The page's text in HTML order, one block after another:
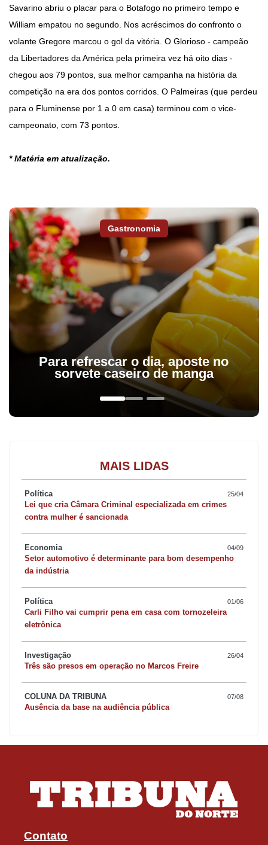
Savarino abriu o placar para o Botafogo no primeiro tempo e
William empatou no segundo. Nos acréscimos do confronto o
volante Gregore marcou o gol da vitória. O Glorioso - campeão
da Libertadores da América pela primeira vez há oito dias -
chegou aos 79 pontos, sua melhor campanha na história da
competição na era dos pontos corridos. O Palmeiras (que perdeu
para o Fluminense por 1 a 0 em casa) terminou com o vice-
campeonato, com 73 pontos.
* Matéria em atualização.
Gastronomia
Para refrescar o dia, aposte no
sorvete caseiro de manga
MAIS LIDAS
Política 25/04
Lei que cria Câmara Criminal especializada em crimes
contra mulher é sancionada
Economia 04/09
Setor automotivo é determinante para bom desempenho
da indústria
Política 01/06
Carli Filho vai cumprir pena em casa com tornozeleira
eletrônica
Investigação 26/04
Três são presos em operação no Marcos Freire
COLUNA DA TRIBUNA 07/08
Ausência da base na audiência pública
Contato